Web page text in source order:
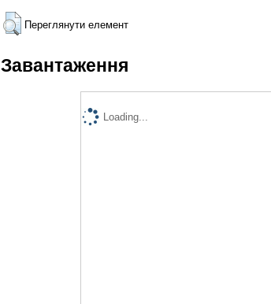
Переглянути елемент
Завантаження
Loading...